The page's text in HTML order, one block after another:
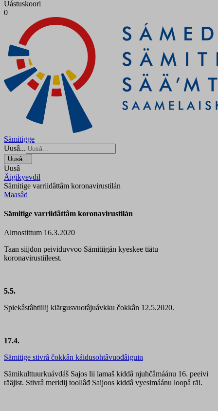
Uástuskoori
0
Sämitigge
Uusâ...
Uusâ...
Uusâ
Äigikyevdil
Sämitige varriidâttâm koronavirustilán
Maasâd
Sämitige varriidâttâm koronavirustilán
Almostittum 16.3.2020
Taan siijđon peividuvvoo Sämitiigán kyeskee tiätu
koronavirustiileest.
5.5.
Spiekâstâhtiilij kiärgusvuotâjuávkku čokkân 12.5.2020.
17.4.
Sämitige stivrâ čokkân káidusohtâvuođâiguin
Sämikulttuurkuávdáš Sajos lii lamaš kiddâ njuhčâmáánu 16. peeivi
rääjist. Stivrâ meridij toollâđ Saijoos kiddâ vyesimáánu loopâ räi.